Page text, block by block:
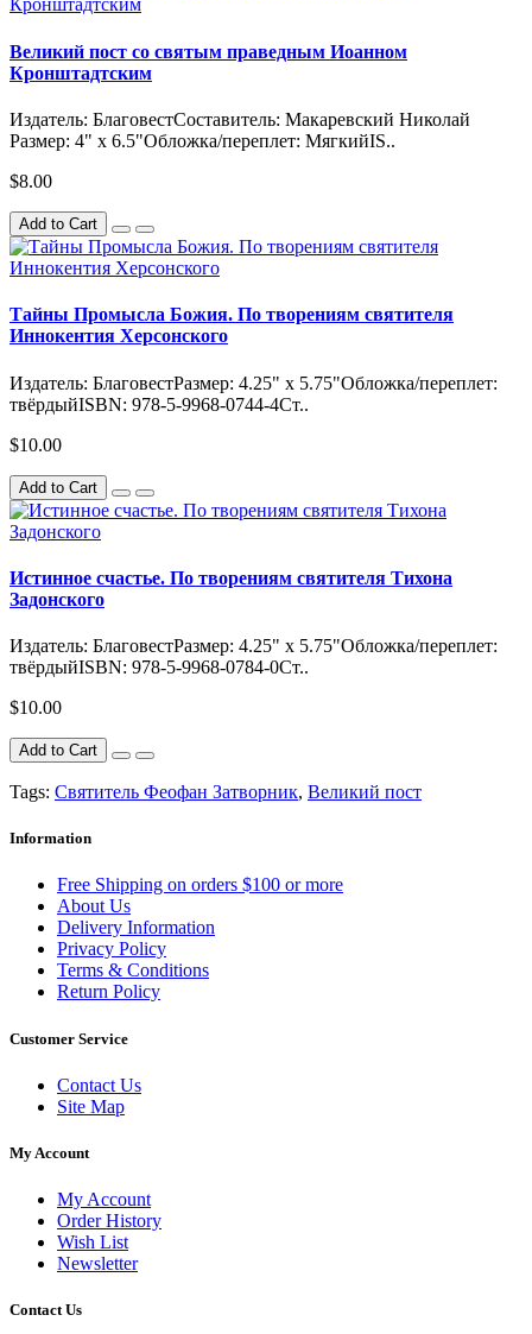
Великий пост со святым праведным Иоанном
Кронштадтским
Издатель: БлаговестСоставитель: Макаревский Николай
Размер: 4" x 6.5"Обложка/переплет: МягкийIS..
$8.00
Add to Cart
Тайны Промысла Божия. По творениям святителя
Иннокентия Херсонского
Издатель: БлаговестРазмер: 4.25" x 5.75"Обложка/переплет:
твёрдыйISBN: 978-5-9968-0744-4Ст..
$10.00
Add to Cart
Истинное счастье. По творениям святителя Тихона
Задонского
Издатель: БлаговестРазмер: 4.25" x 5.75"Обложка/переплет:
твёрдыйISBN: 978-5-9968-0784-0Ст..
$10.00
Add to Cart
Tags: Святитель Феофан Затворник, Великий пост
Information
Free Shipping on orders $100 or more
About Us
Delivery Information
Privacy Policy
Terms & Conditions
Return Policy
Customer Service
Contact Us
Site Map
My Account
My Account
Order History
Wish List
Newsletter
Contact Us